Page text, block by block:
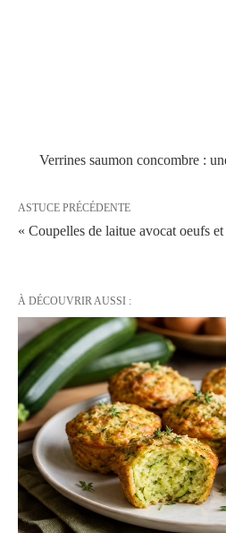
Verrines saumon concombre :
ASTUCE PRÉCÉDENTE
« Coupelles de laitue avocat oeufs
À DÉCOUVRIR AUSSI :